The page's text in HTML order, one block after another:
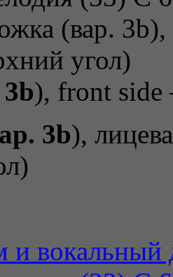
), front side
3b),